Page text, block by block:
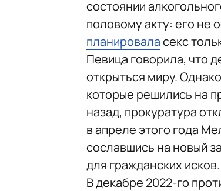
состоянии
половому акту: его не
планироваласекс
Певица говорила, что
открыться миру.
которые решились на
назад, прокуратура
в апреле этого года
сославшись на новый
для гражданских исков.
В декабре 2022-го